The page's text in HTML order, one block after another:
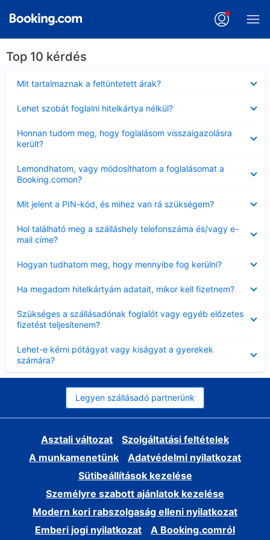
Top 10 kérdés
Mit tartalmaznak a feltüntetett árak?
Lehet szobát foglalni hitelkártya nélkül?
Honnan tudom meg, hogy foglalásom visszaigazolásra
került?
Lemondhatom, vagy módosíthatom a foglalásomat a
Booking.comon?
Mit jelent a PIN-kód, és mihez van rá szükségem?
Hol található meg a szálláshely telefonszáma és/vagy e-
mail címe?
Hogyan tudhatom meg, hogy mennyibe fog kerülni?
Ha megadom hitelkártyám adatait, mikor kell fizetnem?
Szükséges a szállásadónak foglalót vagy egyéb előzetes
fizetést teljesítenem?
Lehet-e kérni pótágyat vagy kiságyat a gyerekek
számára?
Legyen szállásadó partnerünk
Asztali változat
Szolgáltatási feltételek
A munkamenetünk
Adatvédelmi nyilatkozat
Sütibeállítások kezelése
Személyre szabott ajánlatok kezelése
Modern kori rabszolgaság elleni nyilatkozat
Emberi jogi nyilatkozat
A Booking.comról